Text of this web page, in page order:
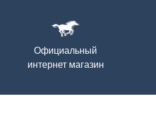
Официальный
интернет магазин